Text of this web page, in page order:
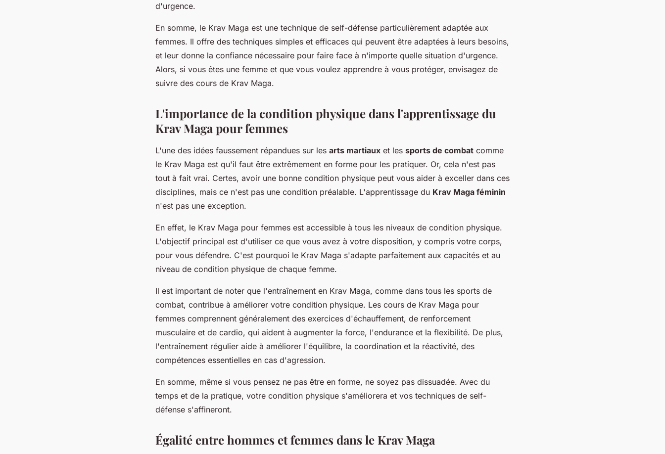
d'urgence.
En somme, le Krav Maga est une technique de self-défense particulièrement adaptée aux
femmes. Il offre des techniques simples et efficaces qui peuvent être adaptées à leurs besoins,
et leur donne la confiance nécessaire pour faire face à n'importe quelle situation d'urgence.
Alors, si vous êtes une femme et que vous voulez apprendre à vous protéger, envisagez de
suivre des cours de Krav Maga.
L'importance de la condition physique dans l'apprentissage du
Krav Maga pour femmes
L'une des idées faussement répandues sur les arts martiaux et les sports de combat comme
le Krav Maga est qu'il faut être extrêmement en forme pour les pratiquer. Or, cela n'est pas
tout à fait vrai. Certes, avoir une bonne condition physique peut vous aider à exceller dans ces
disciplines, mais ce n'est pas une condition préalable. L'apprentissage du Krav Maga féminin
n'est pas une exception.
En effet, le Krav Maga pour femmes est accessible à tous les niveaux de condition physique.
L'objectif principal est d'utiliser ce que vous avez à votre disposition, y compris votre corps,
pour vous défendre. C'est pourquoi le Krav Maga s'adapte parfaitement aux capacités et au
niveau de condition physique de chaque femme.
Il est important de noter que l'entraînement en Krav Maga, comme dans tous les sports de
combat, contribue à améliorer votre condition physique. Les cours de Krav Maga pour
femmes comprennent généralement des exercices d'échauffement, de renforcement
musculaire et de cardio, qui aident à augmenter la force, l'endurance et la flexibilité. De plus,
l'entraînement régulier aide à améliorer l'équilibre, la coordination et la réactivité, des
compétences essentielles en cas d'agression.
En somme, même si vous pensez ne pas être en forme, ne soyez pas dissuadée. Avec du
temps et de la pratique, votre condition physique s'améliorera et vos techniques de self-
défense s'affineront.
Égalité entre hommes et femmes dans le Krav Maga